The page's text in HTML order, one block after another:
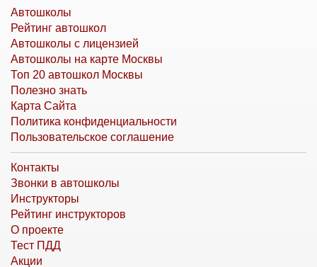
Автошколы
Рейтинг автошкол
Автошколы с лицензией
Автошколы на карте Москвы
Топ 20 автошкол Москвы
Полезно знать
Карта Сайта
Политика конфиденциальности
Пользовательское соглашение
Контакты
Звонки в автошколы
Инструкторы
Рейтинг инструкторов
О проекте
Тест ПДД
Акции